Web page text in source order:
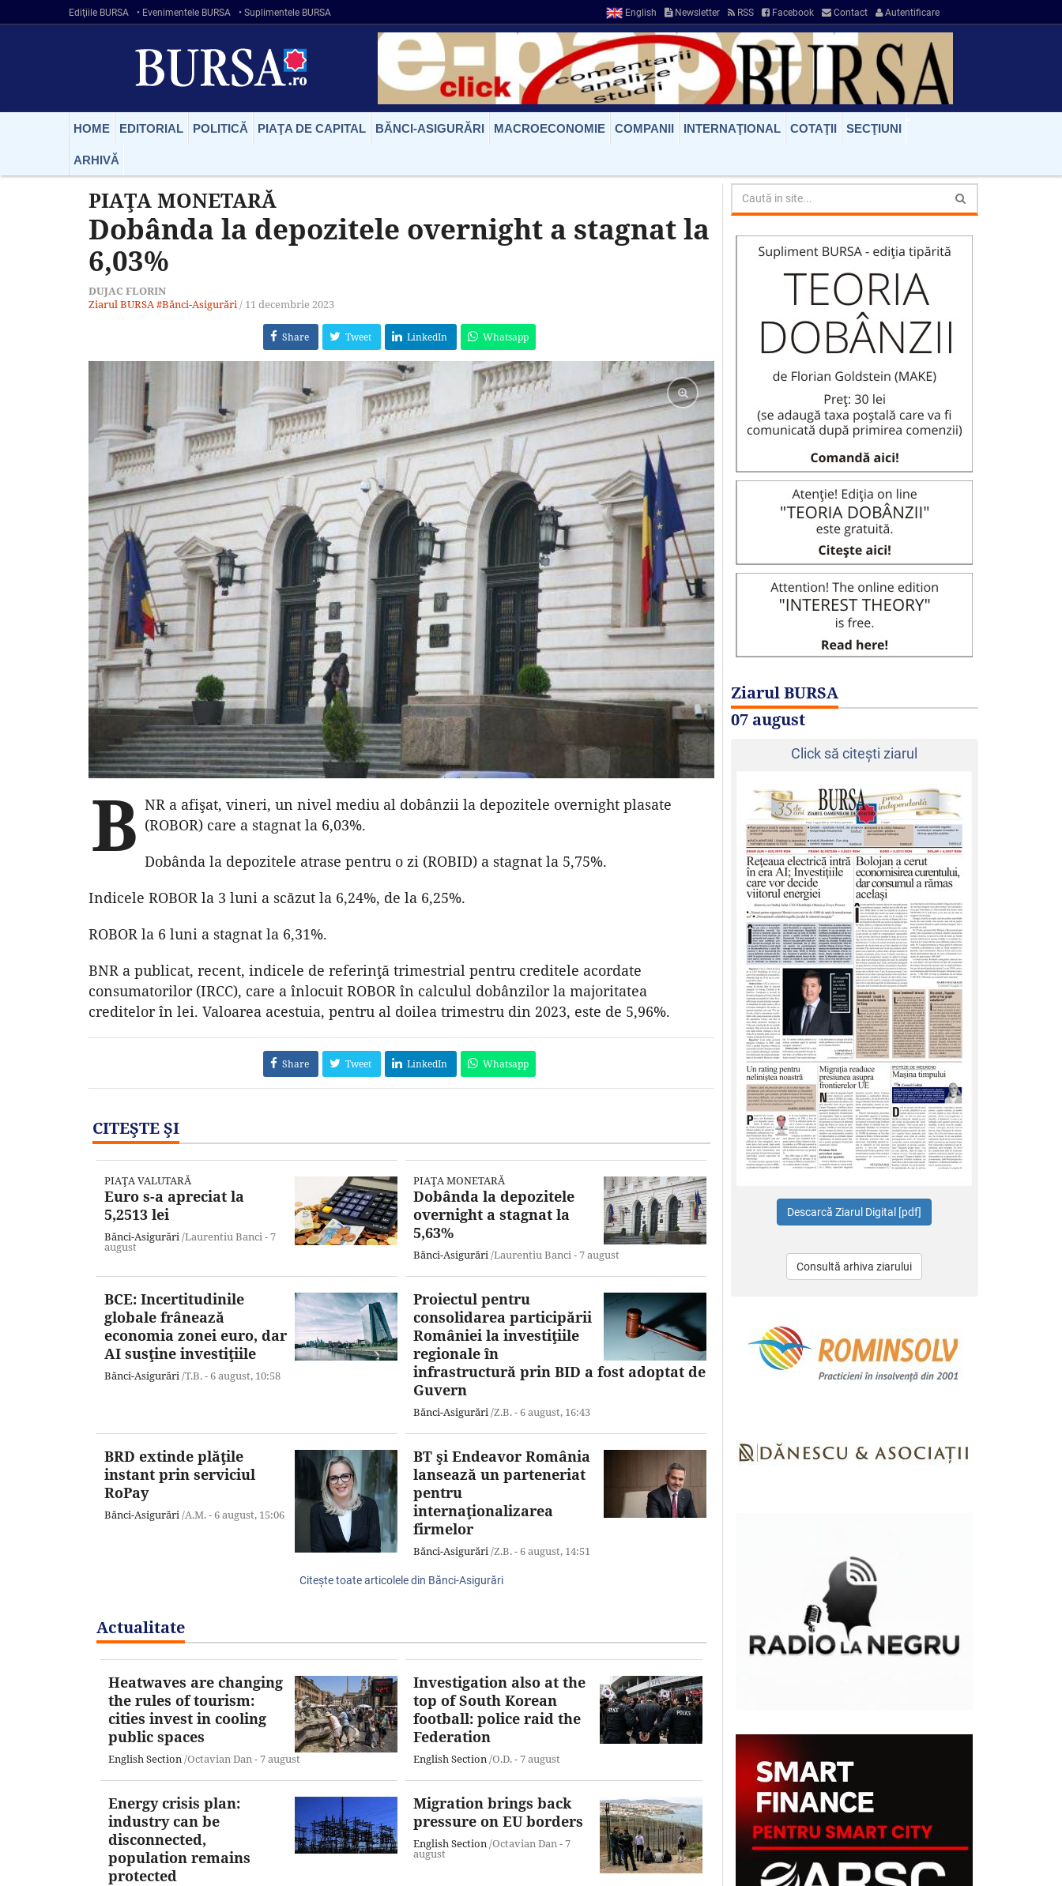
Ediţiile BURSA • Evenimentele BURSA • Suplimentele BURSA English Newsletter RSS Facebook Contact Autentificare
HOME EDITORIAL POLITICĂ PIAŢA DE CAPITAL BĂNCI-ASIGURĂRI MACROECONOMIE COMPANII INTERNAŢIONAL COTAŢII SECŢIUNI
ARHIVĂ
PIAŢA MONETARĂ
Dobânda la depozitele overnight a stagnat la
6,03%
DUJAC FLORIN
Ziarul BURSA #Bănci-Asigurări / 11 decembrie 2023
Share Tweet LinkedIn Whatsapp
B NR a afişat, vineri, un nivel mediu al dobânzii la depozitele overnight plasate
(ROBOR) care a stagnat la 6,03%.
Dobânda la depozitele atrase pentru o zi (ROBID) a stagnat la 5,75%.
Indicele ROBOR la 3 luni a scăzut la 6,24%, de la 6,25%.
ROBOR la 6 luni a stagnat la 6,31%.
BNR a publicat, recent, indicele de referinţă trimestrial pentru creditele acordate
consumatorilor (IRCC), care a înlocuit ROBOR în calculul dobânzilor la majoritatea
creditelor în lei. Valoarea acestuia, pentru al doilea trimestru din 2023, este de 5,96%.
Share Tweet LinkedIn Whatsapp
CITEŞTE ŞI
PIAŢA VALUTARĂ
Euro s-a apreciat la
5,2513 lei
Bănci-Asigurări /Laurentiu Banci -7
august
PIAŢA MONETARĂ
Dobânda la depozitele
overnight a stagnat la
5,63%
Bănci-Asigurări /Laurentiu Banci -7 august
BCE: Incertitudinile
globale frânează
economia zonei euro, dar
AI susţine investiţiile
Bănci-Asigurări /T.B. -6 august, 10:58
Proiectul pentru
consolidarea participării
României la investiţiile
regionale în
infrastructură prin BID a fost adoptat de
Guvern
Bănci-Asigurări /Z.B. -6 august, 16:43
BRD extinde plăţile
instant prin serviciul
RoPay
Bănci-Asigurări /A.M. -6 august, 15:06
BT şi Endeavor România
lansează un parteneriat
pentru
internaţionalizarea
firmelor
Bănci-Asigurări /Z.B. -6 august, 14:51
Citeşte toate articolele din Bănci-Asigurări
Actualitate
Heatwaves are changing
the rules of tourism:
cities invest in cooling
public spaces
English Section /Octavian Dan -7 august
Investigation also at the
top of South Korean
football: police raid the
Federation
English Section /O.D. -7 august
Energy crisis plan:
industry can be
disconnected,
population remains
protected
Migration brings back
pressure on EU borders
English Section /Octavian Dan -7
august
Ziarul BURSA
07 august
Click să citeşti ziarul
Consultă arhiva ziarului